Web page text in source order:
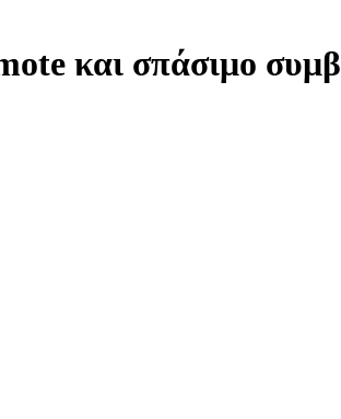
και σπάσιμο